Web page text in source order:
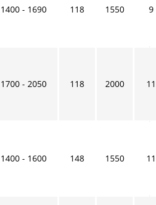
1400 - 1690 118 1550 9
1700 - 2050 118 2000 11
1400 - 1600 148 1550 11